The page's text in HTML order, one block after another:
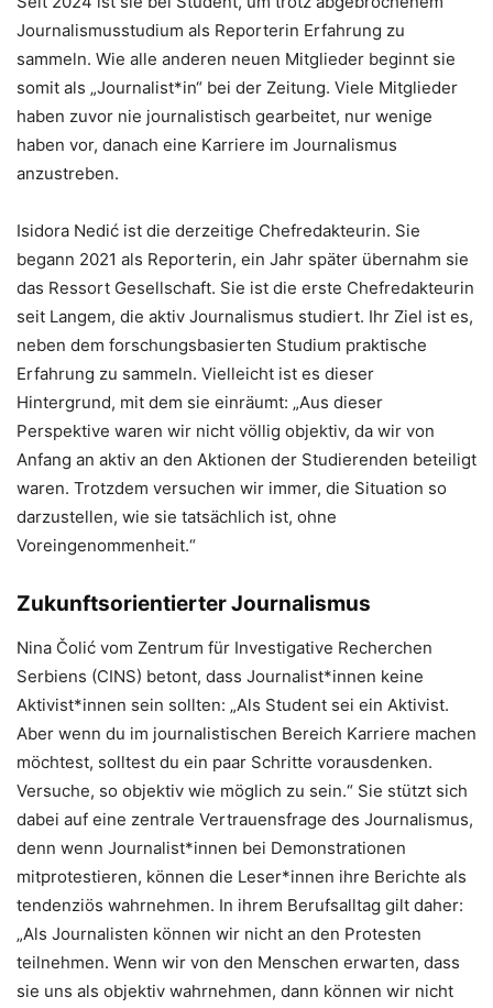
Journalismusstudium als Reporterin Erfahrung zu
sammeln. Wie alle anderen neuen Mitglieder beginnt sie
somit als „Journalist*in“ bei der Zeitung. Viele Mitglieder
haben zuvor nie journalistisch gearbeitet, nur wenige
haben vor, danach eine Karriere im Journalismus
anzustreben.
Isidora Nedić ist die derzeitige Chefredakteurin. Sie
begann 2021 als Reporterin, ein Jahr später übernahm sie
das Ressort Gesellschaft. Sie ist die erste Chefredakteurin
seit Langem, die aktiv Journalismus studiert. Ihr Ziel ist es,
neben dem forschungsbasierten Studium praktische
Erfahrung zu sammeln. Vielleicht ist es dieser
Hintergrund, mit dem sie einräumt: „Aus dieser
Perspektive waren wir nicht völlig objektiv, da wir von
Anfang an aktiv an den Aktionen der Studierenden beteiligt
waren. Trotzdem versuchen wir immer, die Situation so
darzustellen, wie sie tatsächlich ist, ohne
Voreingenommenheit.“
Zukunftsorientierter Journalismus
Nina Čolić vom Zentrum für Investigative Recherchen
Serbiens (CINS) betont, dass Journalist*innen keine
Aktivist*innen sein sollten: „Als Student sei ein Aktivist.
Aber wenn du im journalistischen Bereich Karriere machen
möchtest, solltest du ein paar Schritte vorausdenken.
Versuche, so objektiv wie möglich zu sein.“ Sie stützt sich
dabei auf eine zentrale Vertrauensfrage des Journalismus,
denn wenn Journalist*innen bei Demonstrationen
mitprotestieren, können die Leser*innen ihre Berichte als
tendenziös wahrnehmen. In ihrem Berufsalltag gilt daher:
„Als Journalisten können wir nicht an den Protesten
teilnehmen. Wenn wir von den Menschen erwarten, dass
sie uns als objektiv wahrnehmen, dann können wir nicht